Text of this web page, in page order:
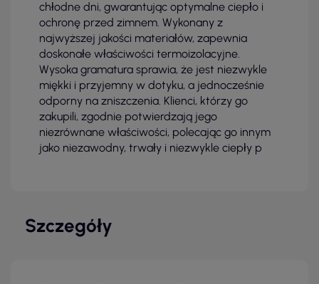
chłodne dni, gwarantując optymalne ciepło i
ochronę przed zimnem. Wykonany z
najwyższej jakości materiałów, zapewnia
doskonałe właściwości termoizolacyjne.
Wysoka gramatura sprawia, że jest niezwykle
miękki i przyjemny w dotyku, a jednocześnie
odporny na zniszczenia. Klienci, którzy go
zakupili, zgodnie potwierdzają jego
niezrównane właściwości, polecając go innym
jako niezawodny, trwały i niezwykle ciepły p
Szczegóły